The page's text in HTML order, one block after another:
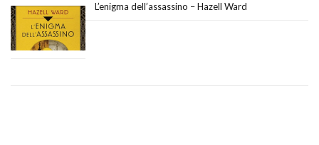
L’enigma dell’assassino – Hazell Ward